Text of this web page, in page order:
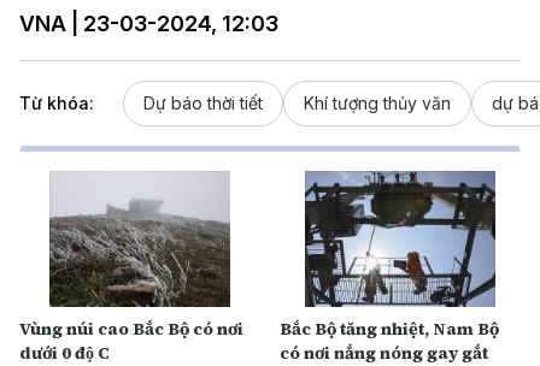
VNA | 23-03-2024, 12:03
Từ khóa: Dự báo thời tiết Khí tượng thủy văn dự
Vùng núi cao Bắc Bộ có nơi
dưới 0 độ C
Bắc Bộ tăng nhiệt, Nam Bộ
có nơi nắng nóng gay gắt